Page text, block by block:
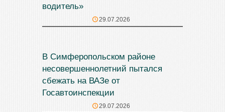
водитель»
29.07.2026
В Симферопольском районе
несовершеннолетний пытался
сбежать на ВАЗе от
Госавтоинспекции
29.07.2026